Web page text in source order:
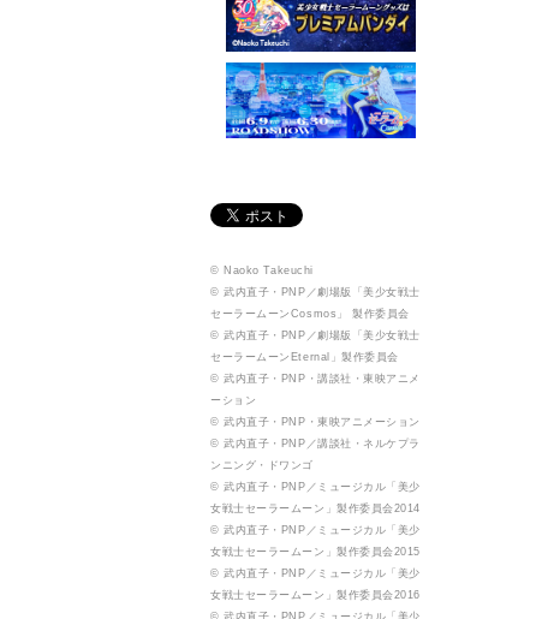
© Naoko Takeuchi
© 武内直子・PNP／劇場版「美少女戦士
セーラームーンCosmos」 製作委員会
© 武内直子・PNP／劇場版「美少女戦士
セーラームーンEternal」製作委員会
© 武内直子・PNP・講談社・東映アニメ
ーション
© 武内直子・PNP・東映アニメーション
© 武内直子・PNP／講談社・ネルケプラ
ンニング・ドワンゴ
© 武内直子・PNP／ミュージカル「美少
女戦士セーラームーン」製作委員会2014
© 武内直子・PNP／ミュージカル「美少
女戦士セーラームーン」製作委員会2015
© 武内直子・PNP／ミュージカル「美少
女戦士セーラームーン」製作委員会2016
© 武内直子・PNP／ミュージカル「美少